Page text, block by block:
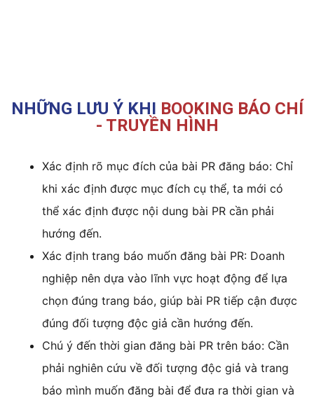
NHỮNG LƯU Ý KHI BOOKING BÁO CHÍ
- TRUYỀN HÌNH
Xác định rõ mục đích của bài PR đăng báo: Chỉ
khi xác định được mục đích cụ thể, ta mới có
thể xác định được nội dung bài PR cần phải
hướng đến.
Xác định trang báo muốn đăng bài PR: Doanh
nghiệp nên dựa vào lĩnh vực hoạt động để lựa
chọn đúng trang báo, giúp bài PR tiếp cận được
đúng đối tượng độc giả cần hướng đến.
Chú ý đến thời gian đăng bài PR trên báo: Cần
phải nghiên cứu về đối tượng độc giả và trang
báo mình muốn đăng bài để đưa ra thời gian và